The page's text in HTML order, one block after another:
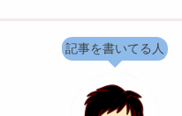
記事を書いてる人